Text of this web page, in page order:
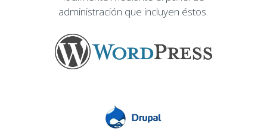
administración que incluyen éstos.